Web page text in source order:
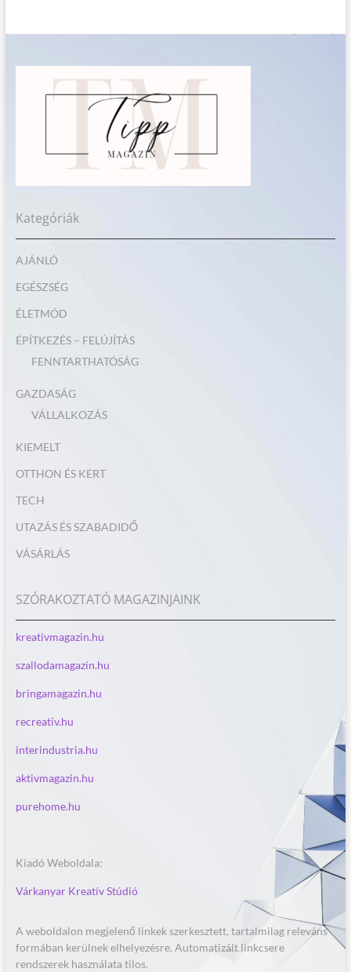
Kategóriák
AJÁNLÓ
EGÉSZSÉG
ÉLETMÓD
ÉPÍTKEZÉS – FELÚJÍTÁS
FENNTARTHATÓSÁG
GAZDASÁG
VÁLLALKOZÁS
KIEMELT
OTTHON ÉS KERT
TECH
UTAZÁS ÉS SZABADIDŐ
VÁSÁRLÁS
SZÓRAKOZTATÓ MAGAZINJAINK
kreativmagazin.hu
szallodamagazin.hu
bringamagazin.hu
recreativ.hu
interindustria.hu
aktivmagazin.hu
purehome.hu
Kiadó Weboldala:
Várkanyar Kreatív Stúdió
A weboldalon megjelenő linkek szerkesztett, tartalmilag releváns
formában kerülnek elhelyezésre. Automatizált linkcsere
rendszerek használata tilos.